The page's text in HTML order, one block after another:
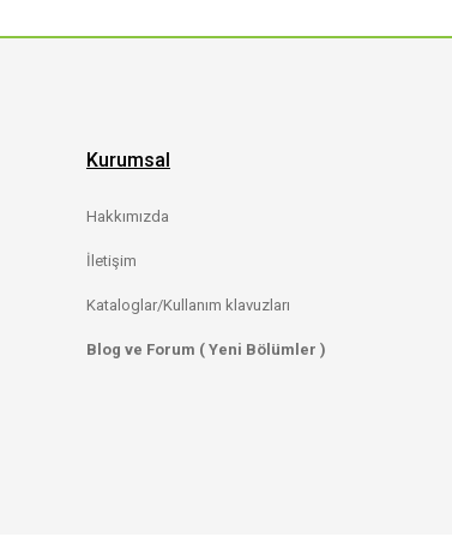
Kurumsal
Hakkımızda
İletişim
Kataloglar/Kullanım klavuzları
Blog ve Forum ( Yeni Bölümler )